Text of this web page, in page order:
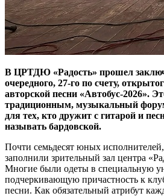
В ЦРТДЮ «Радость» прошел
очередного, 27-го по счету,
авторской песни «Автобус-2026».
традиционным, музыкальный
для тех, кто дружит с гитарой и
называть бардовской.
Почти семьдесят юных
заполнили зрительный зал центра
Многие были одеты в специальную
подчеркивающую причастность к
песни. Как обязательный атрибут